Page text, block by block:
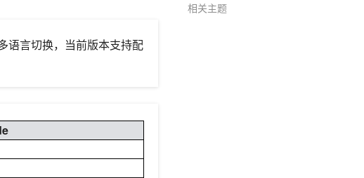
语言切换，当前版本支持配
相关主题